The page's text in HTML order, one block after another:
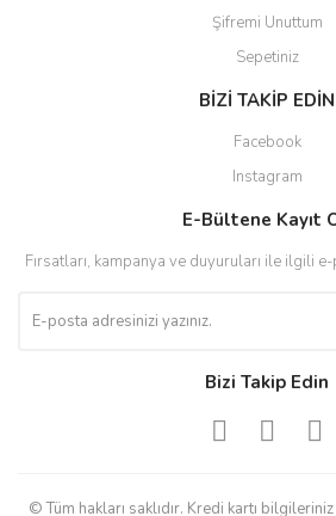
Şifremi Unuttum
Sepetiniz
BİZİ TAKİP EDİN
Facebook
Instagram
E-Bültene Kayıt
Fırsatları, kampanya ve duyuruları ile ilgili
Bizi Takip Edin
© Tüm hakları saklıdır. Kredi kartı